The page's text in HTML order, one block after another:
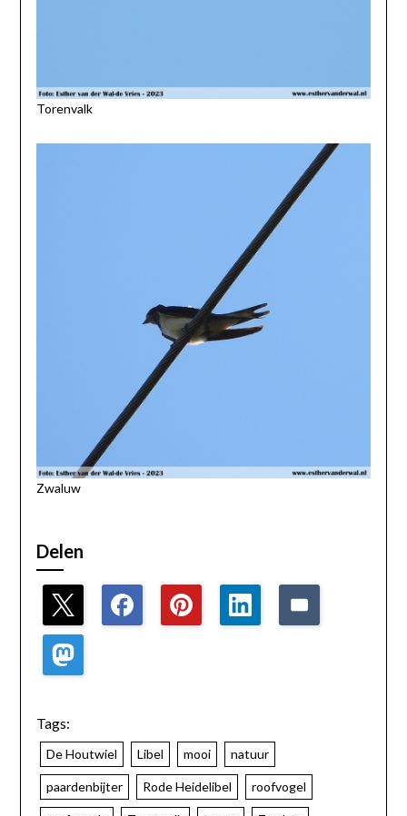
Torenvalk
Zwaluw
Delen
Tags:
De Houtwiel Libel mooi natuur
paardenbijter Rode Heidelibel roofvogel